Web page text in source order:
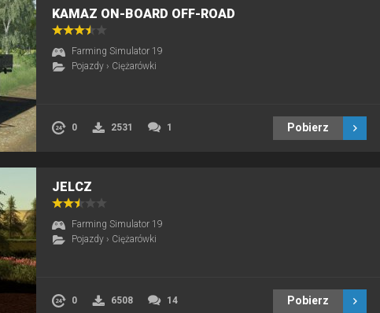
KAMAZ ON-BOARD OFF-ROAD
Farming Simulator 19
Pojazdy › Ciężarówki
0 2531 1 Pobierz
JELCZ
Farming Simulator 19
Pojazdy › Ciężarówki
0 6508 14 Pobierz